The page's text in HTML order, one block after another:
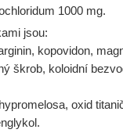
1000 mg.
jsou:
kopovidon,
škrob, koloidní
oxid